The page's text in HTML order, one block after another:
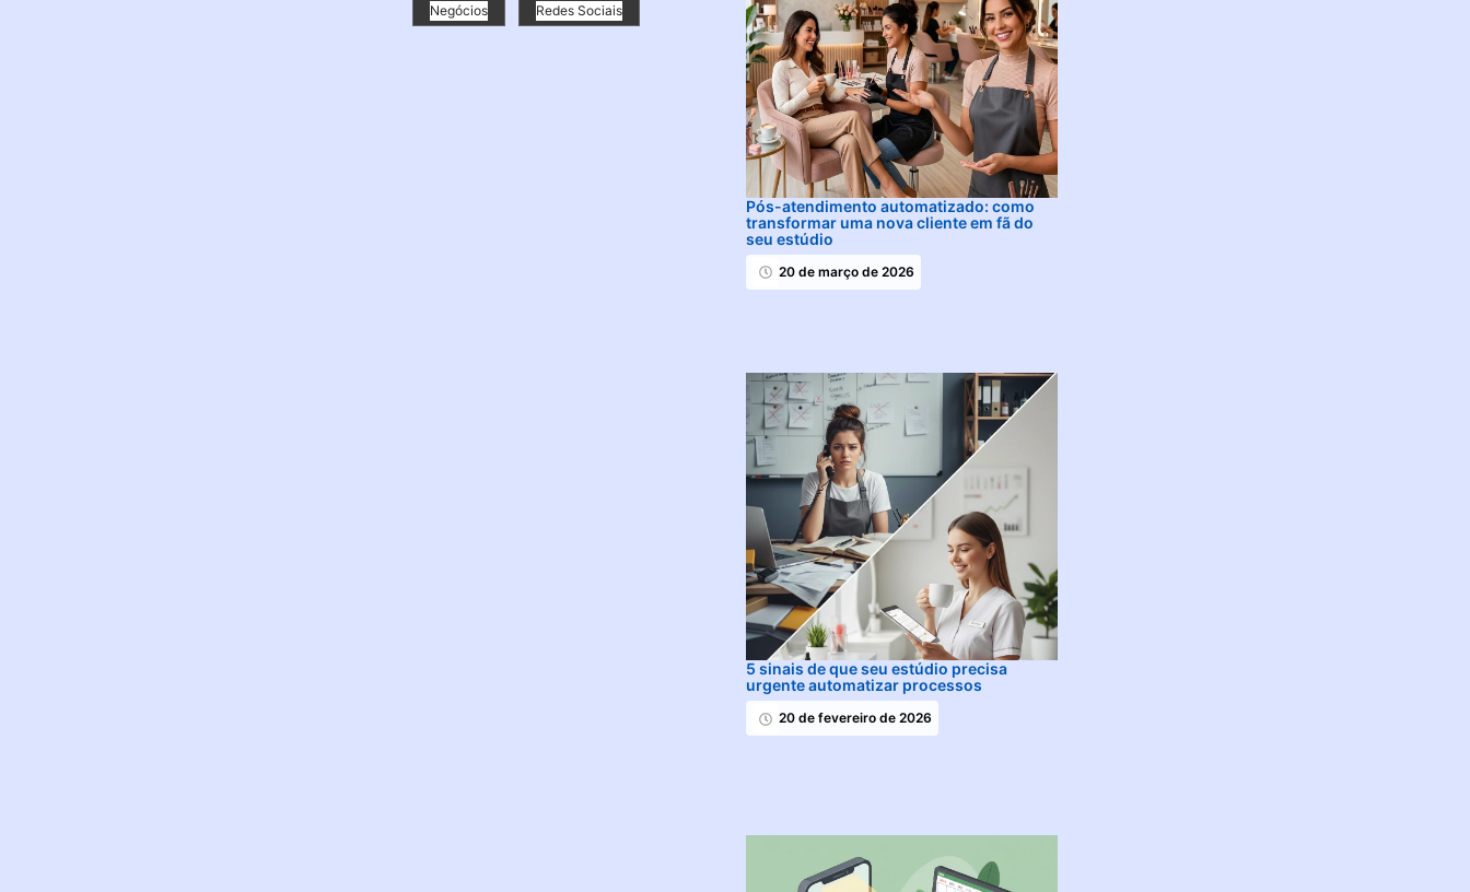
Negócios Redes Sociais
Pós-atendimento automatizado: como
transformar uma nova cliente em fã do
seu estúdio
20 de março de 2026
5 sinais de que seu estúdio precisa
urgente automatizar processos
20 de fevereiro de 2026